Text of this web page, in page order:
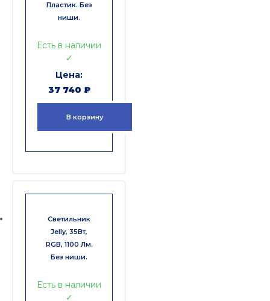
Пластик. Без
ниши.
Есть в наличии
✓
37 740 ₽
В корзину
Светильник
Jelly, 35Вт,
RGB, 1100 Лм.
Без ниши.
Есть в наличии
✓